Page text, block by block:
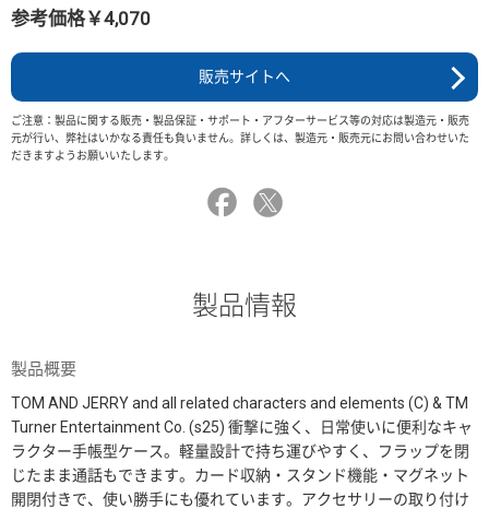
参考価格￥4,070
販売サイトへ
ご注意：製品に関する販売・製品保証・サポート・アフターサービス等の対応は製造元・販売
元が行い、弊社はいかなる責任も負いません。詳しくは、製造元・販売元にお問い合わせいた
だきますようお願いいたします。
製品情報
製品概要
TOM AND JERRY and all related characters and elements (C) & TM
Turner Entertainment Co. (s25) 衝撃に強く、日常使いに便利なキャ
ラクター手帳型ケース。軽量設計で持ち運びやすく、フラップを閉
じたまま通話もできます。カード収納・スタンド機能・マグネット
開閉付きで、使い勝手にも優れています。アクセサリーの取り付け